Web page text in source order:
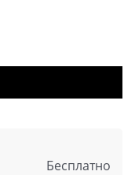
Бесплатно